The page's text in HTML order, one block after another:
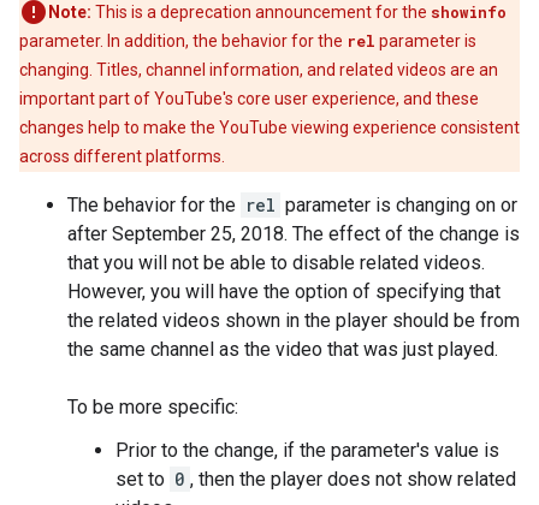
Note: This is a deprecation announcement for the showinfo
parameter. In addition, the behavior for the rel parameter is
changing. Titles, channel information, and related videos are an
important part of YouTube's core user experience, and these
changes help to make the YouTube viewing experience consistent
across different platforms.
The behavior for the rel parameter is changing on or
after September 25, 2018. The effect of the change is
that you will not be able to disable related videos.
However, you will have the option of specifying that
the related videos shown in the player should be from
the same channel as the video that was just played.
To be more specific:
Prior to the change, if the parameter's value is
set to 0 , then the player does not show related